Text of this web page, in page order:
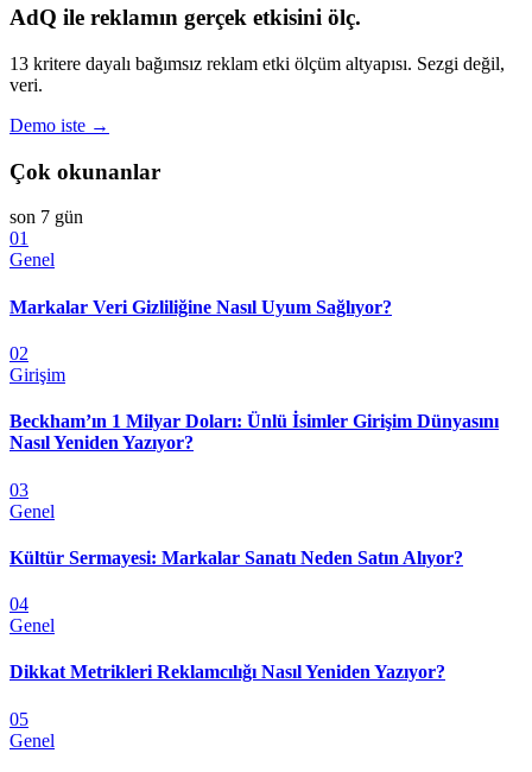
AdQ ile reklamın gerçek etkisini ölç.
13 kritere dayalı bağımsız reklam etki ölçüm altyapısı. Sezgi değil,
veri.
Demo iste →
Çok okunanlar
son 7 gün
01
Genel
Markalar Veri Gizliliğine Nasıl Uyum Sağlıyor?
02
Girişim
Beckham’ın 1 Milyar Doları: Ünlü İsimler Girişim Dünyasını
Nasıl Yeniden Yazıyor?
03
Genel
Kültür Sermayesi: Markalar Sanatı Neden Satın Alıyor?
04
Genel
Dikkat Metrikleri Reklamcılığı Nasıl Yeniden Yazıyor?
05
Genel